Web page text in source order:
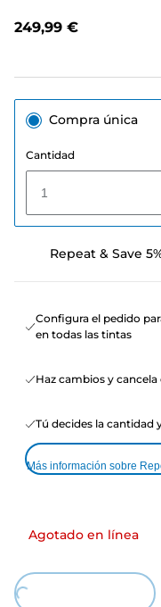
249,99 €
Compra única
Cantidad
1
Repeat & Save
Configura el pedido
en todas las tintas
Haz cambios y
Tú decides la cantidad
Más información sobre
Agotado en línea